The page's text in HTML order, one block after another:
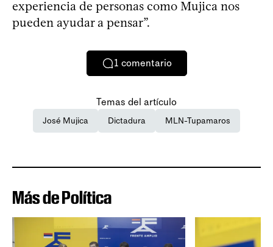
experiencia de personas como Mujica nos
pueden ayudar a pensar”.
1 comentario
Temas del artículo
José Mujica Dictadura MLN-Tupamaros
Más de Política